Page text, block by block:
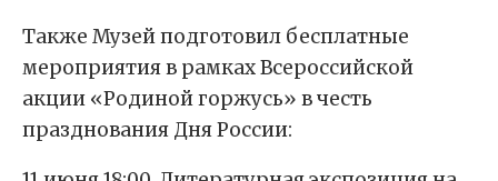
Также Музей подготовил бесплатные
мероприятия в рамках Всероссийской
акции «Родиной горжусь» в честь
празднования Дня России: